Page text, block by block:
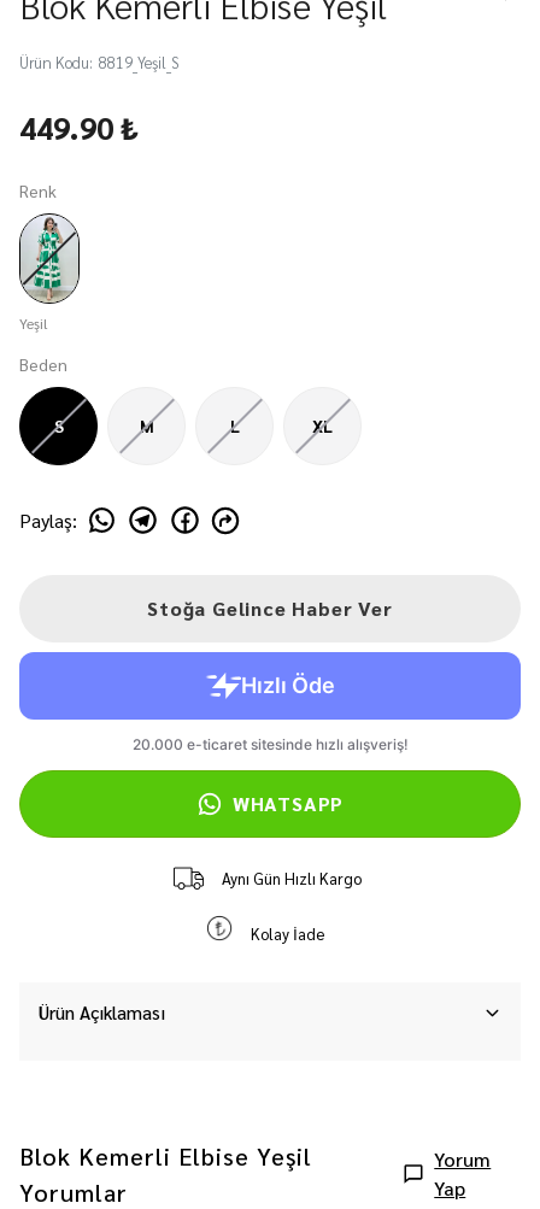
Ürün Kodu: 8819_Yeşil_S
449.90 ₺
Renk
Yeşil
Beden
S M L XL
Paylaş:
Stoğa Gelince Haber Ver
WHATSAPP
Aynı Gün Hızlı Kargo
Kolay İade
Ürün Açıklaması
Blok Kemerli Elbise Yeşil
Yorumlar
Yorum
Yap